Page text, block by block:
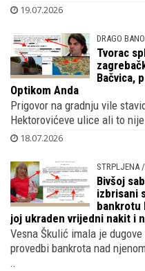
19.07.2026
DRAGO
Tvorac
Bačvica,
Optikom Anda
Prigovor na gradnju vile
Hektorovićeve ulice ali to
18.07.2026
STRPLJENA
Bivšoj
izbrisani
bankrotu
joj ukraden vrijedni nakit i
Vesna Škulić imala je
provedbi bankrota nad
..